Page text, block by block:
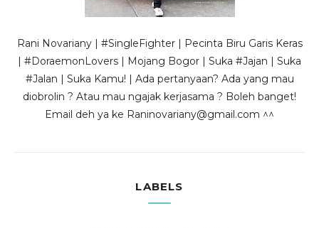
Rani Novariany | #SingleFighter | Pecinta Biru Garis Keras
| #DoraemonLovers | Mojang Bogor | Suka #Jajan | Suka
#Jalan | Suka Kamu! | Ada pertanyaan? Ada yang mau
diobrolin ? Atau mau ngajak kerjasama ? Boleh banget!
Email deh ya ke Raninovariany@gmail.com ^^
LABELS